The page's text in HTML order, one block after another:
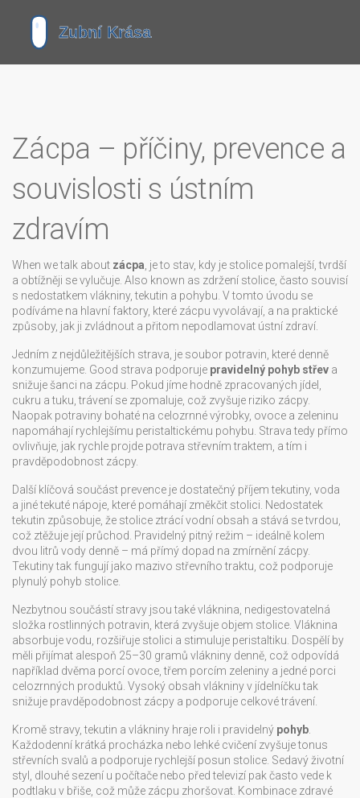
Zácpa – příčiny, prevence a
souvislosti s ústním
zdravím
When we talk about zácpa je to stav, kdy je stolice pomalejší, tvrdší
a obtížněji se vylučuje . Also known as zdržení stolice často souvisí
s nedostatkem vlákniny, tekutin a pohybu . V tomto úvodu se
podíváme na hlavní faktory, které zácpu vyvolávají, a na praktické
způsoby, jak ji zvládnout a přitom nepodlamovat ústní zdraví.
Jedním z nejdůležitějších strava je soubor potravin, které denně
konzumujeme . Good strava podporuje pravidelný pohyb střev a
snižuje šanci na zácpu. Pokud jíme hodně zpracovaných jídel,
cukru a tuku, trávení se zpomaluje, což zvyšuje riziko zácpy.
Naopak potraviny bohaté na celozrnné výrobky, ovoce a zeleninu
napomáhají rychlejšímu peristaltickému pohybu. Strava tedy přímo
ovlivňuje, jak rychle projde potrava střevním traktem, a tím i
pravděpodobnost zácpy.
Další klíčová součást prevence je dostatečný příjemtekutiny, voda
a jiné tekuté nápoje, které pomáhají změkčit stolici . Nedostatek
tekutin způsobuje, že stolice ztrácí vodní obsah a stává se tvrdou,
což ztěžuje její průchod. Pravidelný pitný režim – ideálně kolem
dvou litrů vody denně – má přímý dopad na zmírnění zácpy.
Tekutiny tak fungují jako mazivo střevního traktu, což podporuje
plynulý pohyb stolice.
Nezbytnou součástí stravy jsou takévláknina nedigestovatelná
složka rostlinných potravin, která zvyšuje objem stolice . Vláknina
absorbuje vodu, rozšiřuje stolici a stimuluje peristaltiku. Dospělí by
měli přijímat alespoň 25–30 gramů vlákniny denně, což odpovídá
například dvěma porcí ovoce, třem porcím zeleniny a jedné porci
celozrnných produktů. Vysoký obsah vlákniny v jídelníčku tak
snižuje pravděpodobnost zácpy a podporuje celkové trávení.
Kromě stravy, tekutin a vlákniny hraje roli i pravidelný pohyb
Každodenní krátká procházka nebo lehké cvičení zvyšuje tonus
střevních svalů a podporuje rychlejší posun stolice. Sedavý životní
styl, dlouhé sezení u počítače nebo před televizí pak často vede k
podtlaku v břiše, což může zácpu zhoršovat. Kombinace zdravé